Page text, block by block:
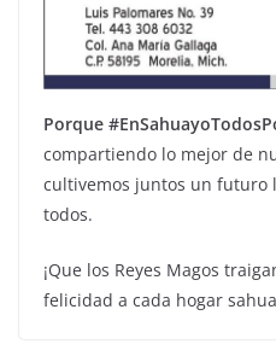
Porque
compartiendo lo mejor de
cultivemos juntos un futuro
todos.
¡Que los Reyes Magos
felicidad a cada hogar